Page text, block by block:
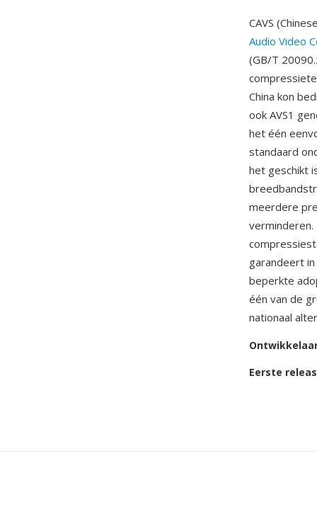
CAVS
Audio Video
(GB/T
China kon
ook AVS1
het één
standaard
het geschikt
meerdere
verminderen.
garandeert
beperkte
één van de
nationaal
Eerste